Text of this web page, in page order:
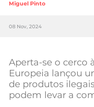
Sociedade
Negócios
Mundial
Miguel Pinto
08 Nov, 2024
Aperta-se o cerco
Europeia lançou
de produtos
podem levar a